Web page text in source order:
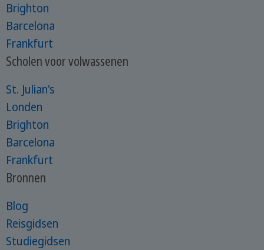
Brighton
Barcelona
Frankfurt
Scholen voor volwassenen
St. Julian's
Londen
Brighton
Barcelona
Frankfurt
Bronnen
Blog
Reisgidsen
Studiegidsen